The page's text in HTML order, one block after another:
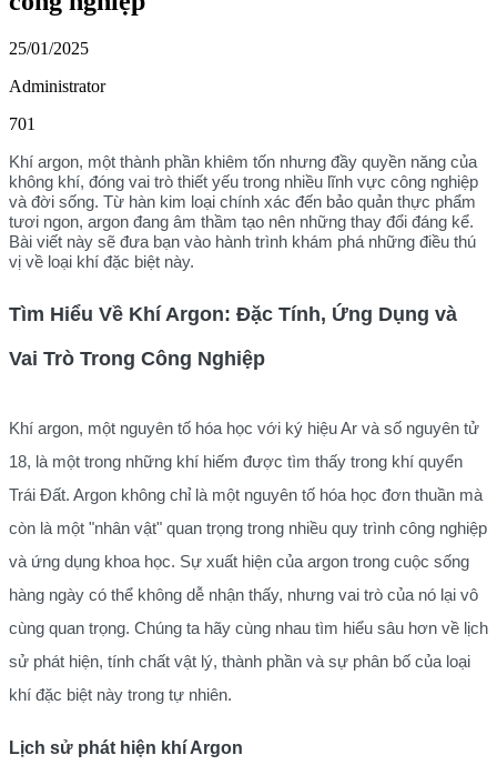
25/01/2025
Administrator
701
Khí argon, một thành phần khiêm tốn nhưng đầy quyền năng của
không khí, đóng vai trò thiết yếu trong nhiều lĩnh vực công nghiệp
và đời sống. Từ hàn kim loại chính xác đến bảo quản thực phẩm
tươi ngon, argon đang âm thầm tạo nên những thay đổi đáng kể.
Bài viết này sẽ đưa bạn vào hành trình khám phá những điều thú
vị về loại khí đặc biệt này.
Tìm Hiểu Về Khí Argon: Đặc Tính, Ứng Dụng và
Vai Trò Trong Công Nghiệp
Khí argon, một nguyên tố hóa học với ký hiệu Ar và số nguyên tử
18, là một trong những khí hiếm được tìm thấy trong khí quyển
Trái Đất. Argon không chỉ là một nguyên tố hóa học đơn thuần mà
còn là một "nhân vật" quan trọng trong nhiều quy trình công nghiệp
và ứng dụng khoa học. Sự xuất hiện của argon trong cuộc sống
hàng ngày có thể không dễ nhận thấy, nhưng vai trò của nó lại vô
cùng quan trọng. Chúng ta hãy cùng nhau tìm hiểu sâu hơn về lịch
sử phát hiện, tính chất vật lý, thành phần và sự phân bố của loại
khí đặc biệt này trong tự nhiên.
Lịch sử phát hiện khí Argon